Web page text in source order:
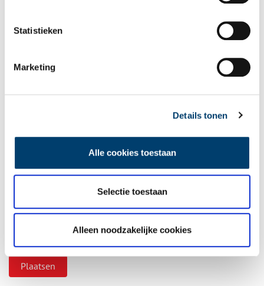
Statistieken
Marketing
Details tonen
Alle cookies toestaan
Selectie toestaan
Alleen noodzakelijke cookies
Aanvullingen
gepubliceerd.
Vink dit aan als u op de hoogte gehouden wil worden.